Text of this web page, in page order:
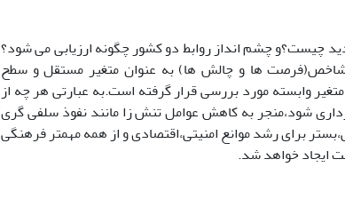
چیست؟و چشم انداز روابط دو کشور چگونه ارزیابی می شود؟
ها و چالش ها) به عنوان متغیر مستقل و سطح
وابسته مورد بررسی قرار گرفته است.به عبارتی هر چه از
شود،منجر به کاهش عوامل تنش زا مانند نفوذ سلفی گری
برای رشد موانع امنیتی،اقتصادی و از همه مهمتر فرهنگی
ایجاد خواهد شد.